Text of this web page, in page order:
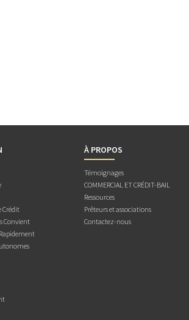
Crédit
Convient
À PROPOS
Témoignages
COMMERCIAL ET CRÉDIT-BAIL
Ressources
Prêteurs et associations
Contactez-nous